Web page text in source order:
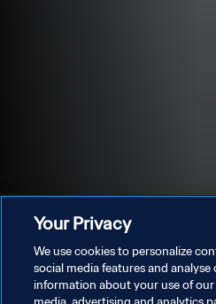
Your Privacy
We use cookies to personalize
social media features and analyse
information about your use of